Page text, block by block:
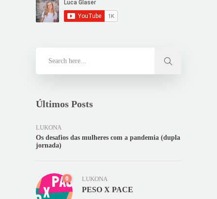
Últimos Posts
LUKONA
Os desafios das mulheres com a pandemia (dupla
jornada)
0 LUKONA
PESO X PACE